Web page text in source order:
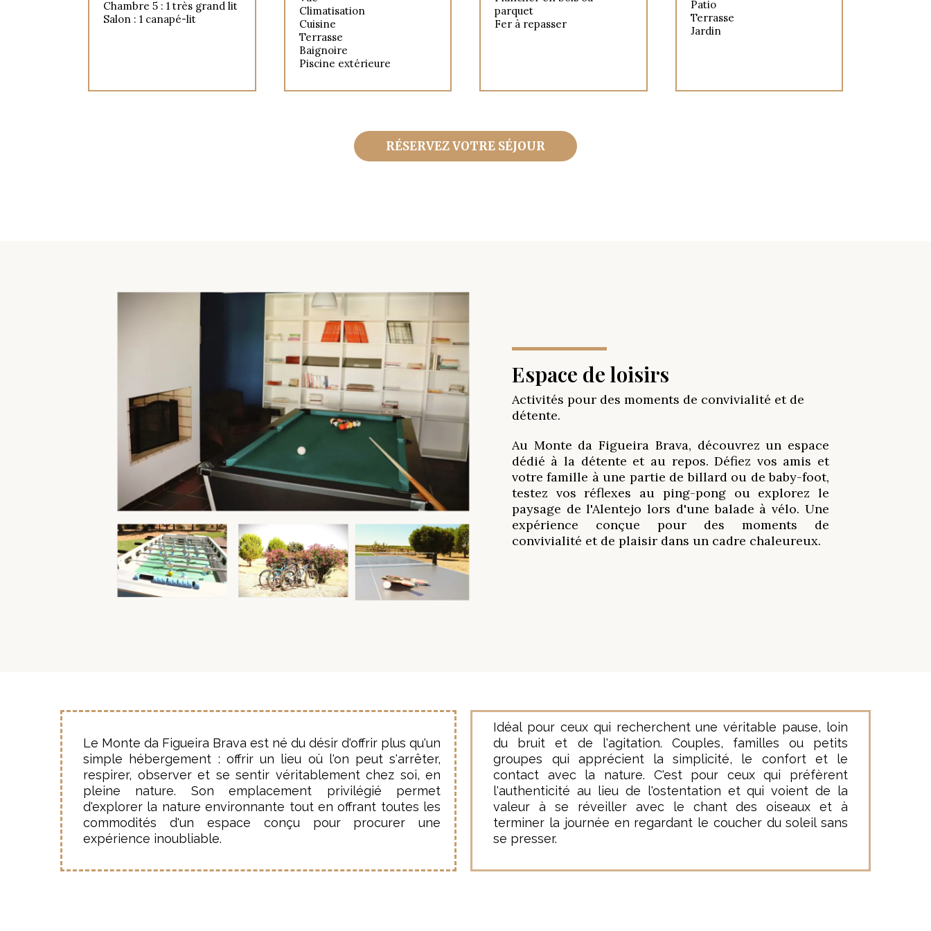
Chambre 5 : 1 très grand lit
Salon : 1 canapé-lit
Climatisation
Cuisine
Terrasse
Baignoire
Piscine extérieure
parquet
Fer à repasser
Patio
Terrasse
Jardin
RÉSERVEZ VOTRE SÉJOUR
Espace de loisirs
Activités pour des moments de convivialité et de
détente.
Au Monte da Figueira Brava, découvrez un espace
dédié à la détente et au repos. Défiez vos amis et
votre famille à une partie de billard ou de baby-foot,
testez vos réflexes au ping-pong ou explorez le
paysage de l'Alentejo lors d'une balade à vélo. Une
expérience conçue pour des moments de
convivialité et de plaisir dans un cadre chaleureux.
Le Monte da Figueira Brava est né du désir d'offrir plus qu'un
simple hébergement : offrir un lieu où l'on peut s'arrêter,
respirer, observer et se sentir véritablement chez soi, en
pleine nature. Son emplacement privilégié permet
d'explorer la nature environnante tout en offrant toutes les
commodités d'un espace conçu pour procurer une
expérience inoubliable.
Idéal pour ceux qui recherchent une véritable pause, loin
du bruit et de l'agitation. Couples, familles ou petits
groupes qui apprécient la simplicité, le confort et le
contact avec la nature. C'est pour ceux qui préfèrent
l'authenticité au lieu de l'ostentation et qui voient de la
valeur à se réveiller avec le chant des oiseaux et à
terminer la journée en regardant le coucher du soleil sans
se presser.